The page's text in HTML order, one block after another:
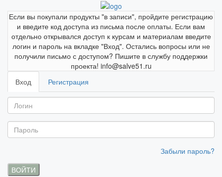
Если вы покупали продукты "в записи", пройдите регистрацию
и введите код доступа из письма после оплаты. Если вам
отдельно открывался доступ к курсам и материалам введите
логин и пароль на вкладке "Вход". Остались вопросы или не
получили письмо с доступом? Пишите в службу поддержки
проекта! info@salve51.ru
Вход
Регистрация
Забыли пароль?
ВОЙТИ